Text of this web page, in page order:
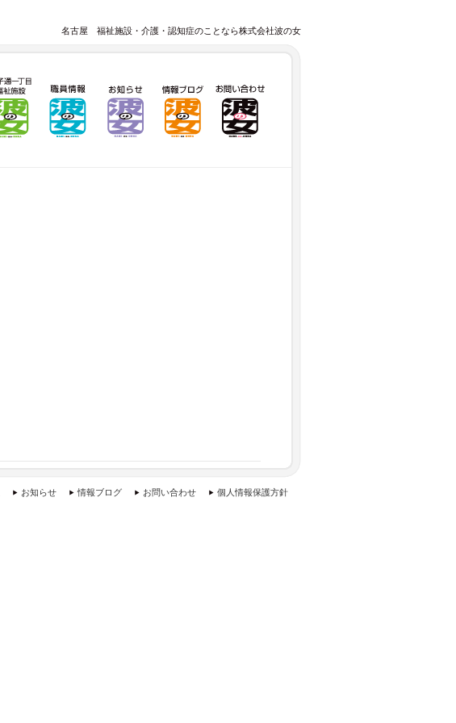
名古屋 福祉施設・介護・認知症のことなら株式会社波の女
お知らせ 情報ブログ お問い合わせ 個人情報保護方針